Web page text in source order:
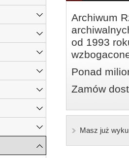
Archiwum
od 1993
Ponad
Zamów
Masz już